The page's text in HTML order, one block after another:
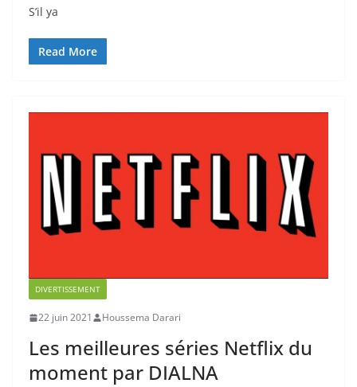
S’il ya
Read More
DIVERTISSEMENT
22 juin 2021 Houssema Darari
Les meilleures séries Netflix du
moment par DIALNA